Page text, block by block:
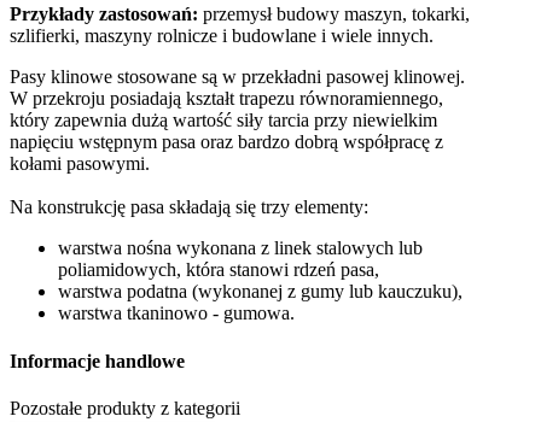
Przykłady zastosowań: przemysł budowy maszyn, tokarki,
szlifierki, maszyny rolnicze i budowlane i wiele innych.
Pasy klinowe stosowane są w przekładni pasowej klinowej.
W przekroju posiadają kształt trapezu równoramiennego,
który zapewnia dużą wartość siły tarcia przy niewielkim
napięciu wstępnym pasa oraz bardzo dobrą współpracę z
kołami pasowymi.
Na konstrukcję pasa składają się trzy elementy:
warstwa nośna wykonana z linek stalowych lub
poliamidowych, która stanowi rdzeń pasa,
warstwa podatna (wykonanej z gumy lub kauczuku),
warstwa tkaninowo - gumowa.
Informacje handlowe
Pozostałe produkty z kategorii